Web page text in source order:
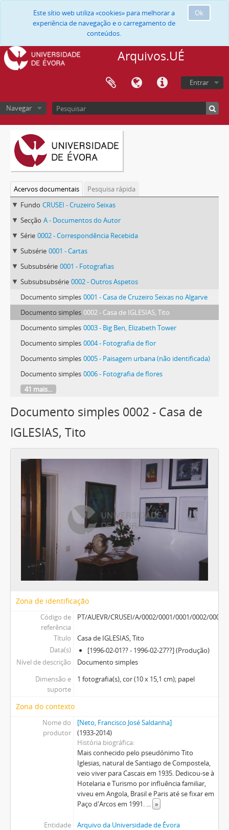
Ok
Este sítio web utiliza «cookies» para melhorar a
experiência de navegação e o carregamento de
conteúdos.
Arquivos.UÉ
Entrar
Navegar
Acervos documentais
Pesquisa rápida
Fundo CRUSEI - Cruzeiro Seixas
Secção A - Documentos do Autor
Série 0002 - Correspondência Recebida
Subsérie 0001 - Cartas
Subsubsérie 0001 - Fotografias
Subsubsubsérie 0002 - Outros Aspetos
Documento simples 0001 - Casa de Cruzeiro Seixas no Algarve
Documento simples 0002 - Casa de IGLESIAS, Tito
Documento simples 0003 - Big Ben, Elizabeth Tower
Documento simples 0004 - Fotografia de flor
Documento simples 0005 - Paisagem urbana (não identificada)
Documento simples 0006 - Fotografia de flores
41 mais...
Documento simples 0002 - Casa de
IGLESIAS, Tito
Zona de identificação
Código de
referência
PT/AUEVR/CRUSEI/A/0002/0001/0001/0002/0002
Título
Casa de IGLESIAS, Tito
Data(s)
[1996-02-01?? - 1996-02-27??] (Produção)
Nível de descrição
Documento simples
Dimensão e
suporte
1 fotografia(s), cor (10 x 15,1 cm); papel
Zona do contexto
Nome do
produtor
[Neto, Francisco José Saldanha]
(1933-2014)
História biográfica
Mais conhecido pelo pseudónimo Tito
Iglesias, natural de Santiago de Compostela,
veio viver para Cascais em 1935. Dedicou-se à
Hotelaria e Turismo por influência familiar,
viveu em Angola, Brasil e Paris até se fixar em
Paço d'Arcos em 1991. ... »
Entidade
Arquivo da Universidade de Évora